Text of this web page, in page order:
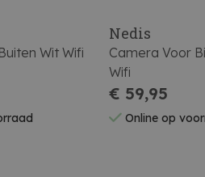
Wit Wifi
Nedis
Camera Voor
Wifi
€ 59,95
Online op